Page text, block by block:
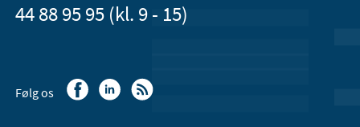
44 88 95 95 (kl. 9 - 15)
Følg os